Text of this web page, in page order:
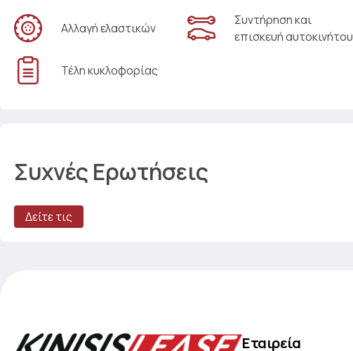
Αλλαγή ελαστικών
Συντήρηση και
επισκευή αυτοκινήτου
Τέλη κυκλοφορίας
Συχνές Ερωτήσεις
Δείτε τις
Εταιρεία